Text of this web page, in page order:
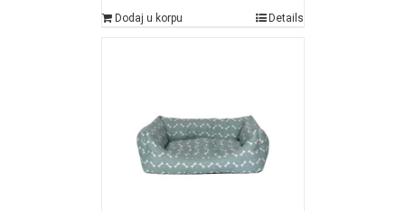
Dodaj u korpu Details